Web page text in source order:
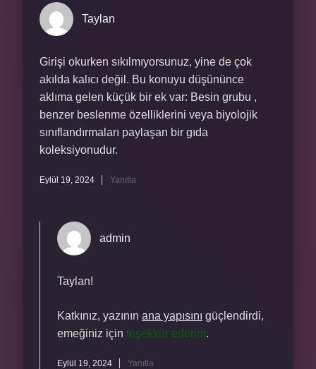
Taylan
Girişi okurken sıkılmıyorsunuz, yine de çok
akılda kalıcı değil. Bu konuyu düşününce
aklıma gelen küçük bir ek var: Besin grubu ,
benzer beslenme özelliklerini veya biyolojik
sınıflandırmaları paylaşan bir gıda
koleksiyonudur.
Eylül 19, 2024 Yanıtla
admin
Taylan!
Katkınız, yazının ana yapısını güçlendirdi,
emeğiniz için teşekkür ederim.
Eylül 19, 2024 Yanıtla